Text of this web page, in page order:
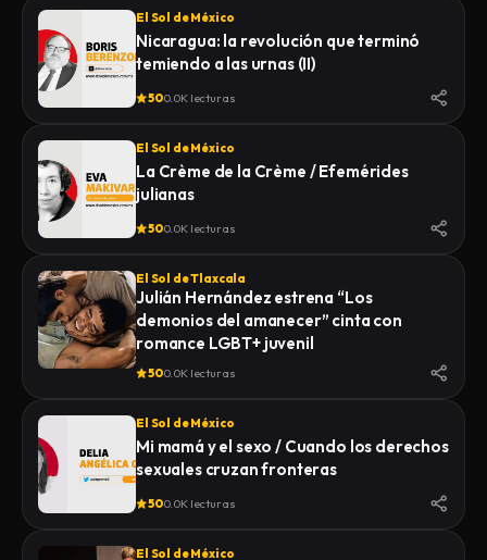
El Sol de México
Nicaragua: la revolución que terminó
temiendo a las urnas (II)
500.0K lecturas
El Sol de México
La Crème de la Crème / Efemérides
julianas
500.0K lecturas
El Sol de Tlaxcala
Julián Hernández estrena “Los
demonios del amanecer” cinta con
romance LGBT+ juvenil
500.0K lecturas
El Sol de México
Mi mamá y el sexo / Cuando los derechos
sexuales cruzan fronteras
500.0K lecturas
El Sol de México